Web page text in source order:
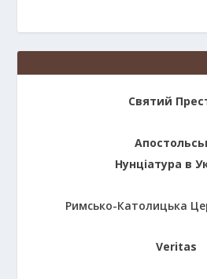
Святий
Нунціатура в
Римсько-Католицька
Veritas